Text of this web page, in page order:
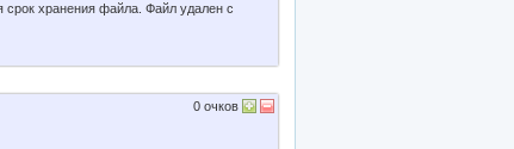
хранения файла. Файл удален с
0очков